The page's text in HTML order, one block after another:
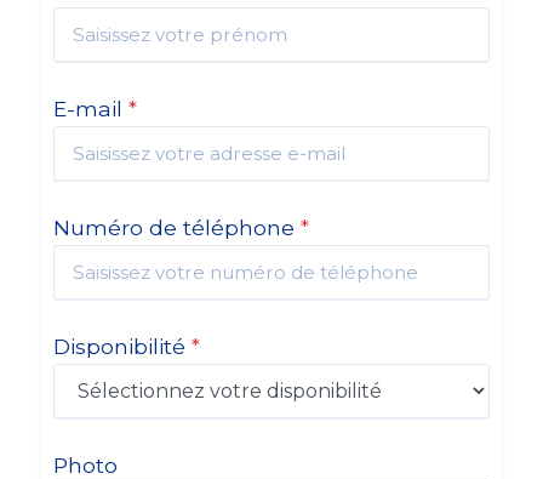
E-mail *
Numéro de téléphone *
Disponibilité *
Photo